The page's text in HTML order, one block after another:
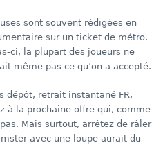
sont souvent rédigées en
sur un ticket de métro.
la plupart des joueurs ne
même pas ce qu’on a accepté.
dépôt, retrait instantané FR,
à la prochaine offre qui, comme
Mais surtout, arrêtez de râler
avec une loupe aurait du